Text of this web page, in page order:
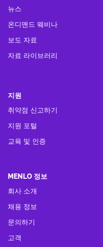
뉴스
온디맨드 웨비나
보도 자료
자료 라이브러리
지원
취약점 신고하기
지원 포털
교육 및 인증
MENLO 정보
회사 소개
채용 정보
문의하기
고객